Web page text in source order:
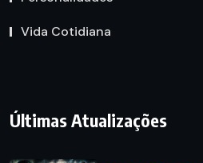
Vida Cotidiana
Últimas Atualizações